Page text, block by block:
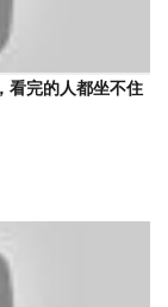
看完的人都坐不住